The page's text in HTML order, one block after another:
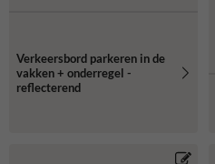
Verkeersbord parkeren in de
vakken + onderregel -
reflecterend